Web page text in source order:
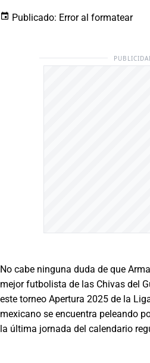
Publicado: Error al formatear
No cabe ninguna duda de que
mejor futbolista de las Chivas del
este torneo Apertura 2025 de la
mexicano se encuentra peleando
la última jornada del calendario